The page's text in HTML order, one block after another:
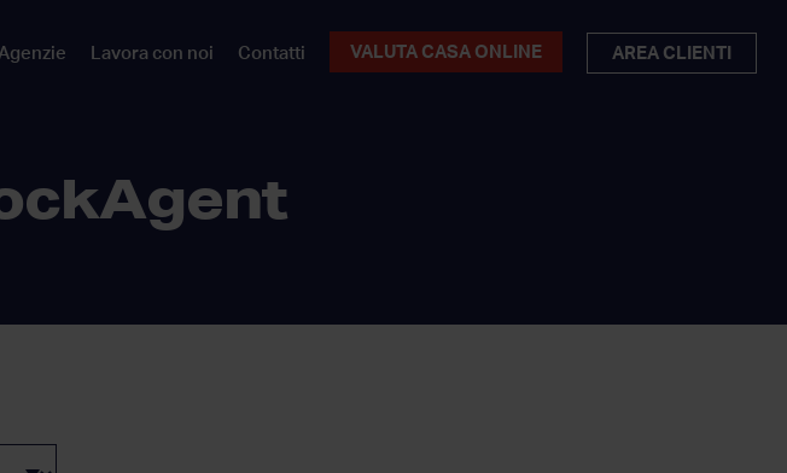
Lavora con noi Contatti VALUTA CASA ONLINE AREA CLIENTI